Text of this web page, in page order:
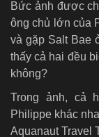
Bức ảnh được
ông chủ lớn của
và gặp Salt Bae
thấy cả hai đều
không?
Trong ảnh, cả
Philippe khác
Aquanaut Travel